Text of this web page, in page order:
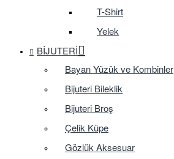
T-Shirt
Yelek
BIJUTERI
Bayan Yüzük ve Kombinler
Bijuteri Bileklik
Bijuteri Broş
Çelik Küpe
Gözlük Aksesuar